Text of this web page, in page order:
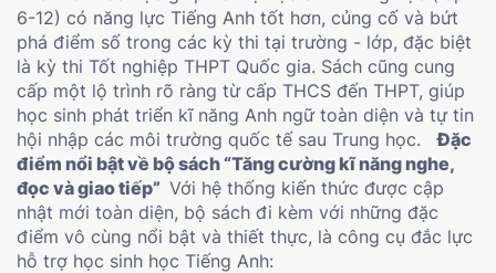
6-12) có năng lực Tiếng Anh tốt hơn, củng cố và bứt
phá điểm số trong các kỳ thi tại trường - lớp, đặc biệt
là kỳ thi Tốt nghiệp THPT Quốc gia. Sách cũng cung
cấp một lộ trình rõ ràng từ cấp THCS đến THPT, giúp
học sinh phát triển kĩ năng Anh ngữ toàn diện và tự tin
hội nhập các môi trường quốc tế sau Trung học.
Đặc
điểm nổi bật về bộ sách “Tăng cường kĩ năng nghe,
đọc và giao tiếp” Với hệ thống kiến thức được cập
nhật mới toàn diện, bộ sách đi kèm với những đặc
điểm vô cùng nổi bật và thiết thực, là công cụ đắc lực
hỗ trợ học sinh học Tiếng Anh: